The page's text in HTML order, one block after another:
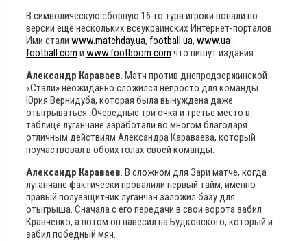
В символическую сборную 16-го тура игроки попали по
версии ещё нескольких всеукраинских Интернет-порталов.
Ими стали www.matchday.ua, football.ua, www.ua-
football.com и www.footboom.com что пишут издания:
Александр Караваев. Матч против днепродзержинской
«Стали» неожиданно сложился непросто для команды
Юрия Вернидуба, которая была вынуждена даже
отыгрываться. Очередные три очка и третье место в
таблице луганчане заработали во многом благодаря
отличным действиям Александра Караваева, который
поучаствовал в обоих голах своей команды.
Александр Караваев. В сложном для Зари матче, когда
луганчане фактически провалили первый тайм, именно
правый полузащитник луганчан заложил базу для
отыгрыша. Сначала с его передачи в свои ворота забил
Кравченко, а потом он навесил на Будковского, который и
забил победный мяч.